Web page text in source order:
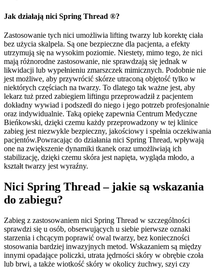
Jak działają nici Spring Thread ®?
Zastosowanie tych nici umożliwia lifting twarzy lub korektę ciała
bez użycia skalpela. Są one bezpieczne dla pacjenta, a efekty
utrzymują się na wysokim poziomie. Niestety, mimo tego, że nici
mają różnorodne zastosowanie, nie sprawdzają się jednak w
likwidacji lub wypełnieniu zmarszczek mimicznych. Podobnie nie
jest możliwe, aby przywrócić skórze utraconą objętość tylko w
niektórych częściach na twarzy. To dlatego tak ważne jest, aby
lekarz tuż przed zabiegiem liftingu przeprowadził z pacjentem
dokładny wywiad i podszedł do niego i jego potrzeb profesjonalnie
oraz indywidualnie. Taką opiekę zapewnia Centrum Medyczne
Bieńkowski, dzięki czemu każdy przeprowadzony w tej klinice
zabieg jest niezwykle bezpieczny, jakościowy i spełnia oczekiwania
pacjentów.Powracając do działania nici Spring Thread, wpływają
one na zwiększenie dynamiki tkanek oraz umożliwiają ich
stabilizację, dzięki czemu skóra jest napięta, wygląda młodo, a
kształt twarzy jest wyraźny.
Nici Spring Thread – jakie są wskazania
do zabiegu?
Zabieg z zastosowaniem nici Spring Thread w szczególności
sprawdzi się u osób, obserwujących u siebie pierwsze oznaki
starzenia i chcącym poprawić owal twarzy, bez konieczności
stosowania bardziej inwazyjnych metod. Wskazaniem są między
innymi opadające policzki, utrata jędrności skóry w obrębie czoła
lub brwi, a także wiotkość skóry w okolicy żuchwy, szyi czy